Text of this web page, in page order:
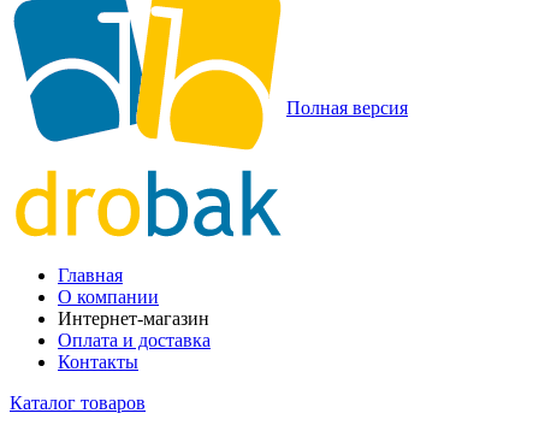
Полная версия
Главная
О компании
Интернет-магазин
Оплата и доставка
Контакты
Каталог товаров